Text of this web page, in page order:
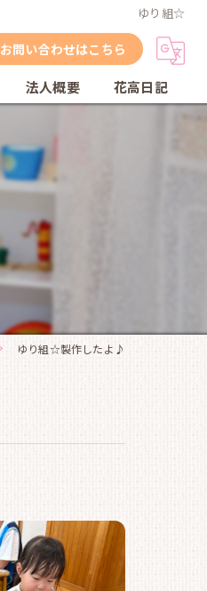
ゆり組☆
お問い合わせはこちら
法人概要 花高日記
ゆり組☆製作したよ♪